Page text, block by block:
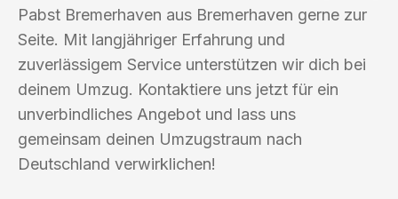
Pabst Bremerhaven aus Bremerhaven gerne zur
Seite. Mit langjähriger Erfahrung und
zuverlässigem Service unterstützen wir dich bei
deinem Umzug. Kontaktiere uns jetzt für ein
unverbindliches Angebot und lass uns
gemeinsam deinen Umzugstraum nach
Deutschland verwirklichen!